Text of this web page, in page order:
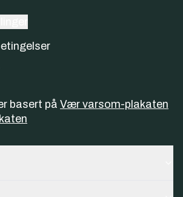
basert på Vær varsom-plakaten